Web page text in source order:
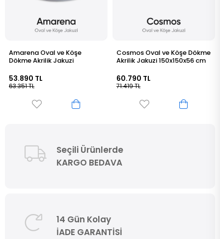
Cosmos Oval ve Köşe Dökme
Akrilik Jakuzi 150x150x56 cm
60.790 TL
71.419 TL
Andreas Oval ve Köşe
Akrilik Jakuzi 160x160x61 cm
64.390 TL
75.737 TL
Seçili Ürünlerde
KARGO BEDAVA
14 Gün Kolay
İADE GARANTİSİ